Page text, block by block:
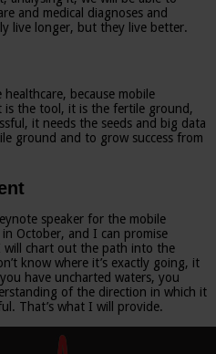
and medical diagnoses and
live longer, but they live better.
because mobile
is the tool, it is the fertile ground,
it needs the seeds and big data
ground and to grow success from
speaker for the mobile
October, and I can promise
chart out the path into the
know where it’s exactly going, it
have uncharted waters, you
of the direction in which it
That’s what I will provide.